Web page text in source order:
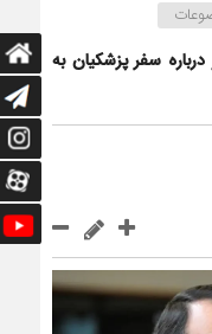
سفر پزشکیان به